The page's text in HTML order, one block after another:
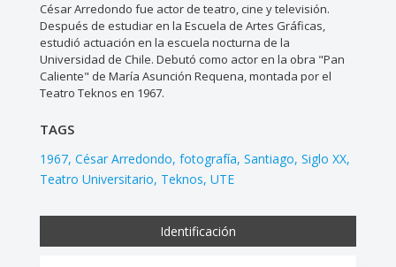
César Arredondo fue actor de teatro, cine y televisión.
Después de estudiar en la Escuela de Artes Gráficas,
estudió actuación en la escuela nocturna de la
Universidad de Chile. Debutó como actor en la obra "Pan
Caliente" de María Asunción Requena, montada por el
Teatro Teknos en 1967.
TAGS
1967 César Arredondo fotografía Santiago Siglo XX
Teatro Universitario Teknos UTE
Identificación